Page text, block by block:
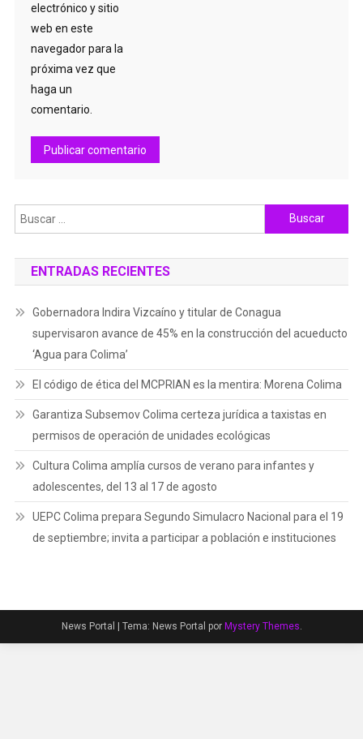
electrónico y sitio
web en este
navegador para la
próxima vez que
haga un
comentario.
Buscar:
ENTRADAS RECIENTES
Gobernadora Indira Vizcaíno y titular de Conagua
supervisaron avance de 45% en la construcción del acueducto
‘Agua para Colima’
El código de ética del MCPRIAN es la mentira: Morena Colima
Garantiza Subsemov Colima certeza jurídica a taxistas en
permisos de operación de unidades ecológicas
Cultura Colima amplía cursos de verano para infantes y
adolescentes, del 13 al 17 de agosto
UEPC Colima prepara Segundo Simulacro Nacional para el 19
de septiembre; invita a participar a población e instituciones
News Portal | Tema: News Portal por Mystery Themes.